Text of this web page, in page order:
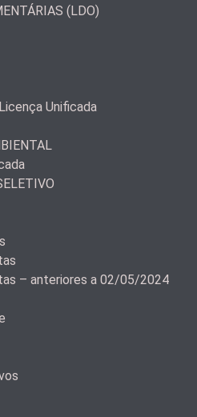
(LDO)
Unificada
– anteriores a 02/05/2024